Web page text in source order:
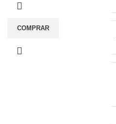
COMPRAR